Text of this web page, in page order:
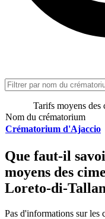
Tarifs moyens
Nom du crématorium
Crématorium d'Ajaccio
Que faut-il
moyens des
Loreto-di-
Pas d'informations sur les